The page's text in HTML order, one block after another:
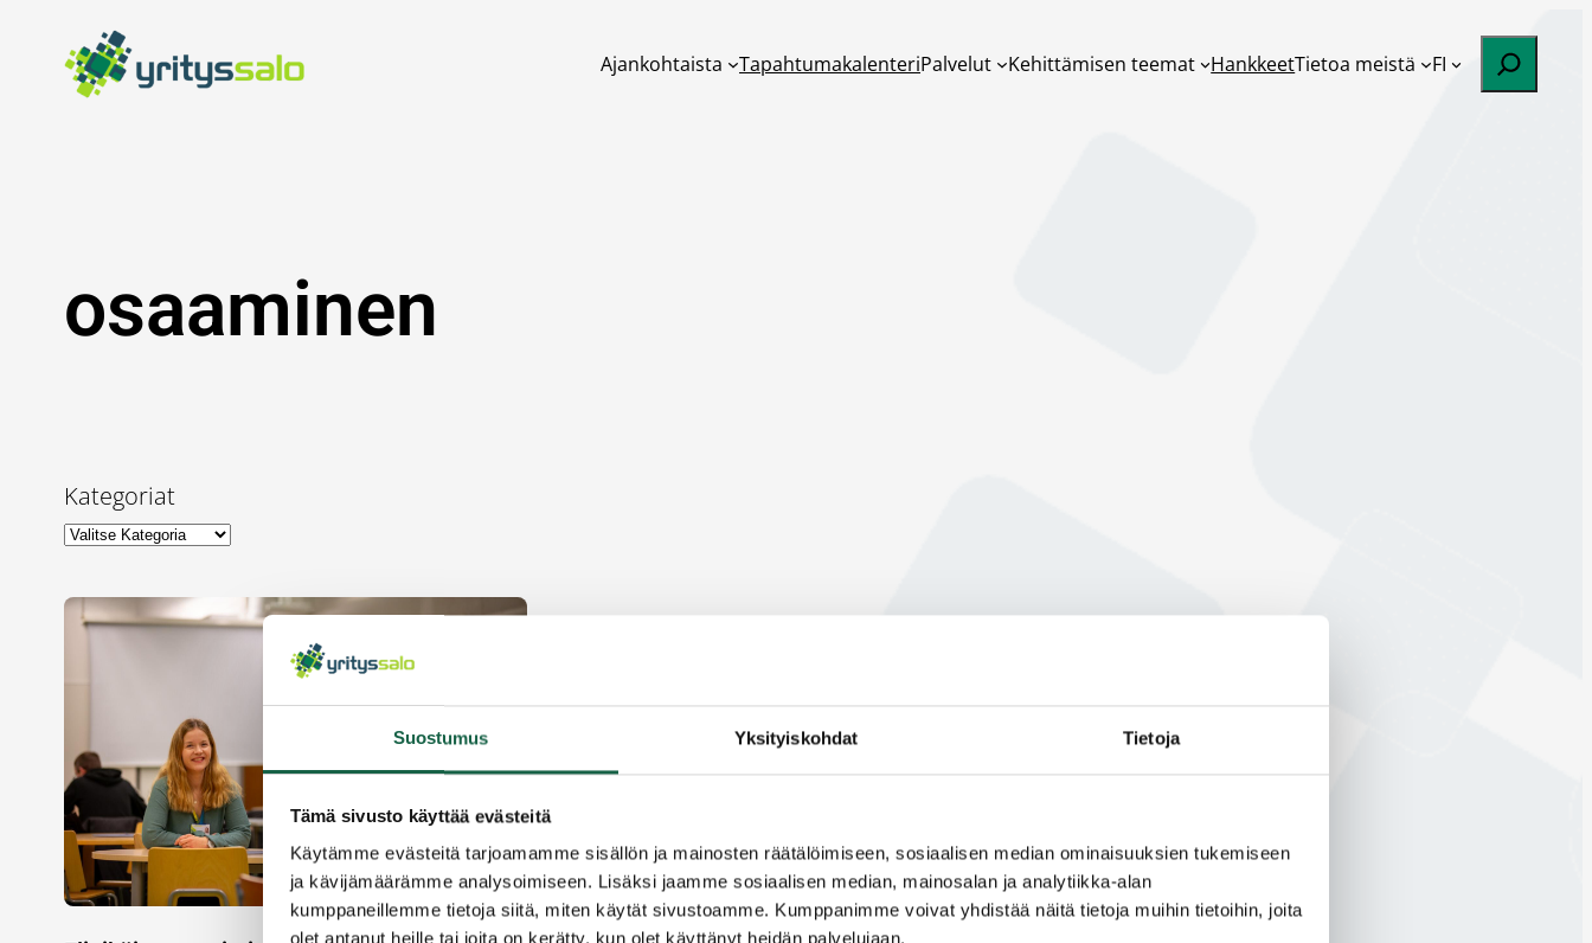
Suostumus Yksityiskohdat Tietoja
Tämä sivusto käyttää evästeitä
Käytämme evästeitä tarjoamamme sisällön ja mainosten räätälöimiseen, sosiaalisen median ominaisuuksien tukemiseen
ja kävijämäärämme analysoimiseen. Lisäksi jaamme sosiaalisen median, mainosalan ja analytiikka-alan
kumppaneillemme tietoja siitä, miten käytät sivustoamme. Kumppanimme voivat yhdistää näitä tietoja muihin tietoihin, joita
olet antanut heille tai joita on kerätty, kun olet käyttänyt heidän palvelujaan.
sisältöön
Ajankohtaista TapahtumakalenteriPalvelut Kehittämisen teemat HankkeetTietoa meistä FI Etsi
osaaminen
Kategoriat